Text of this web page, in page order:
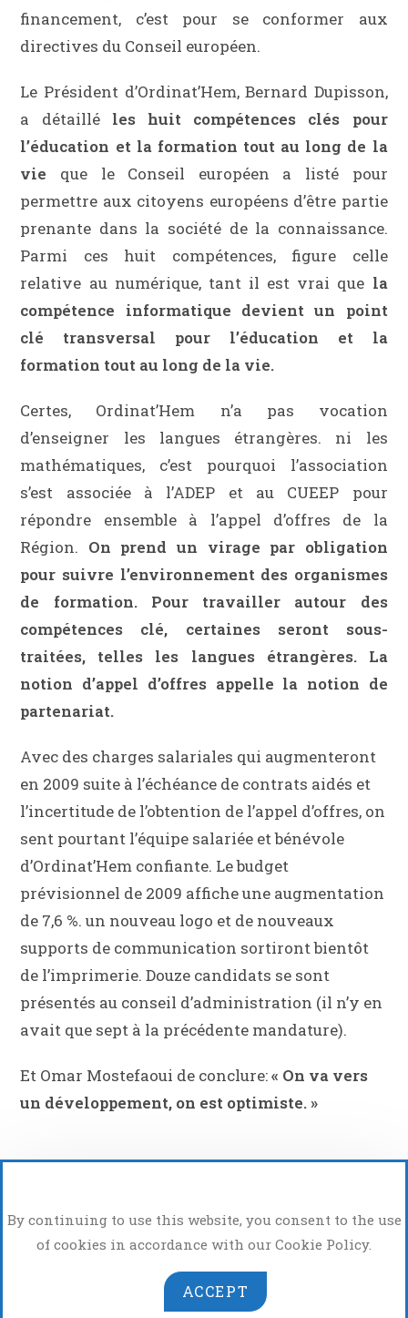
financement, c’est pour se conformer aux
directives du Conseil européen.
Le Président d’Ordinat’Hem, Bernard Dupisson,
a détaillé les huit compétences clés pour
l’éducation et la formation tout au long de la
vie que le Conseil européen a listé pour
permettre aux citoyens européens d’être partie
prenante dans la société de la connaissance.
Parmi ces huit compétences, figure celle
relative au numérique, tant il est vrai que la
compétence informatique devient un point
clé transversal pour l’éducation et la
formation tout au long de la vie.
Certes, Ordinat’Hem n’a pas vocation
d’enseigner les langues étrangères. ni les
mathématiques, c’est pourquoi l’association
s’est associée à l’ADEP et au CUEEP pour
répondre ensemble à l’appel d’offres de la
Région. On prend un virage par obligation
pour suivre l’environnement des organismes
de formation. Pour travailler autour des
compétences clé, certaines seront sous-
traitées, telles les langues étrangères. La
notion d’appel d’offres appelle la notion de
partenariat.
Avec des charges salariales qui augmenteront
en 2009 suite à l’échéance de contrats aidés et
l’incertitude de l’obtention de l’appel d’offres, on
sent pourtant l’équipe salariée et bénévole
d’Ordinat’Hem confiante. Le budget
prévisionnel de 2009 affiche une augmentation
de 7,6 %. un nouveau logo et de nouveaux
supports de communication sortiront bientôt
de l’imprimerie. Douze candidats se sont
présentés au conseil d’administration (il n’y en
avait que sept à la précédente mandature).
Et Omar Mostefaoui de conclure:« On va vers
un développement, on est optimiste. »
Atelier Photo Vidéo
By continuing to use this website, you consent to the use
of cookies in accordance with our Cookie Policy.
ACCEPT